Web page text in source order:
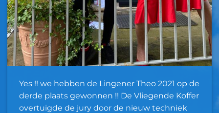
Yes !! we hebben de Lingener Theo 2021 op de
derde plaats gewonnen !! De Vliegende Koffer
overtuigde de jury door de nieuw techniek